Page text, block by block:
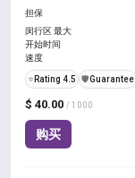
$ 40.00 / 1000
购买
担保
闵行区 最大
开始时间
速度
⭐ Rating 4.5 ️🛡️Guarantee